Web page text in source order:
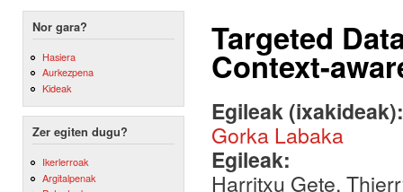
Nor gara?
Hasiera
Aurkezpena
Kideak
Zer egiten dugu?
Ikerlerroak
Argitalpenak
Targeted
Context-
Egileak
Gorka Labaka
Egileak:
Harritxu Gete,